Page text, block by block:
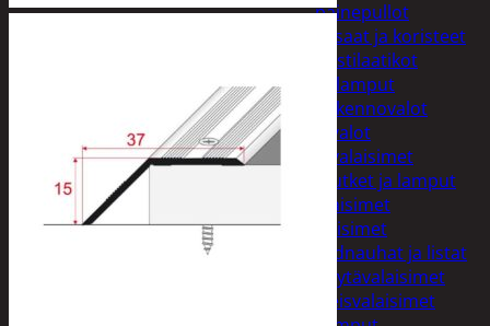
painepullot
Pihapatsaat ja koristeet
Postilaatikot
Valaisimet ja lamput
Aurinkokennovalot
Koristevalot
Koristevalaisimet
Loisteputket ja lamput
Pihavalaisimet
Sisävalaisimet
Lednauhat ja listat
Pöytävalaisimet
Yleisvalaisimet